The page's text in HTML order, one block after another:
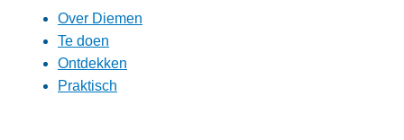
Over Diemen
Te doen
Ontdekken
Praktisch